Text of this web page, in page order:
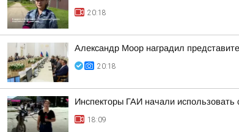
20:18
Александр Моор наградил
20:18
Инспекторы ГАИ начали
18:09